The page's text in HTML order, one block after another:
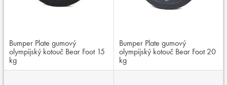
Bumper Plate gumový
olympijský kotouč Bear Foot 15
kg
Bumper Plate gumový
olympijský kotouč Bear Foot 20
kg